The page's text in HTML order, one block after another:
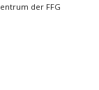
der FFG